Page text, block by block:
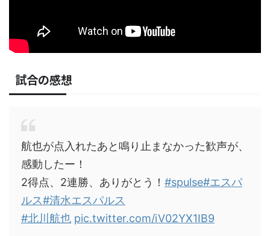
試合の感想
航也が点入れたあと鳴り止まなかった歓声が、
感動したー！
2得点、2連勝、ありがとう！ #spulse#エスパ
ルス#清水エスパルス
#北川航也 pic.twitter.com/iV02YX1IB9